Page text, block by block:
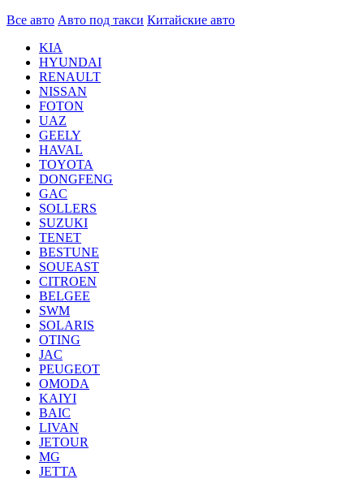
Все авто Авто под такси Китайские авто
KIA
HYUNDAI
RENAULT
NISSAN
FOTON
UAZ
GEELY
HAVAL
TOYOTA
DONGFENG
GAC
SOLLERS
SUZUKI
TENET
BESTUNE
SOUEAST
CITROEN
BELGEE
SWM
SOLARIS
OTING
JAC
PEUGEOT
OMODA
KAIYI
BAIC
LIVAN
JETOUR
MG
JETTA